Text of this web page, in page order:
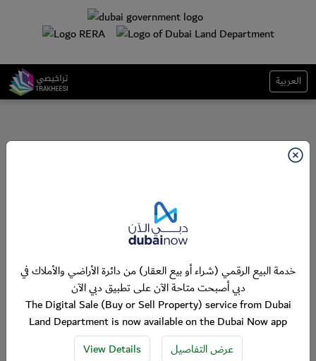
العربية
خدمة البيع الرقمي (شراء أو بيع العقار) من دائرة الأراضي والأملاك في
دبي أصبحت متاحة الآن على تطبيق دبي الآن
The Digital Sale (Buy or Sell Property) service from Dubai
Land Department is now available on the Dubai Now app
View Details
عرض التفاصيل